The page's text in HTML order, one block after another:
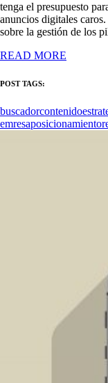
tenga el presupuesto
anuncios digitales
sobre la gestión de los
READ MORE
POST TAGS:
buscadorcontenido
emresaposicionamiento